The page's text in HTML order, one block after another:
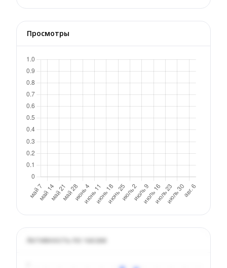
Просмотры
Активность по часам